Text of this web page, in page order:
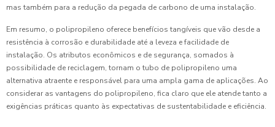
mas também para a redução da pegada de carbono de uma instalação.
Em resumo, o polipropileno oferece benefícios tangíveis que vão desde a
resistência à corrosão e durabilidade até a leveza e facilidade de
instalação. Os atributos econômicos e de segurança, somados à
possibilidade de reciclagem, tornam o tubo de polipropileno uma
alternativa atraente e responsável para uma ampla gama de aplicações. Ao
considerar as vantagens do polipropileno, fica claro que ele atende tanto a
exigências práticas quanto às expectativas de sustentabilidade e eficiência.